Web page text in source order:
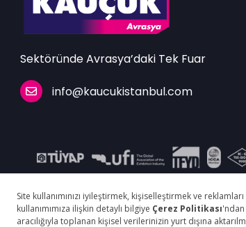
Sektöründe Avrasya’daki Tek Fuar
info@kaucukistanbul.com